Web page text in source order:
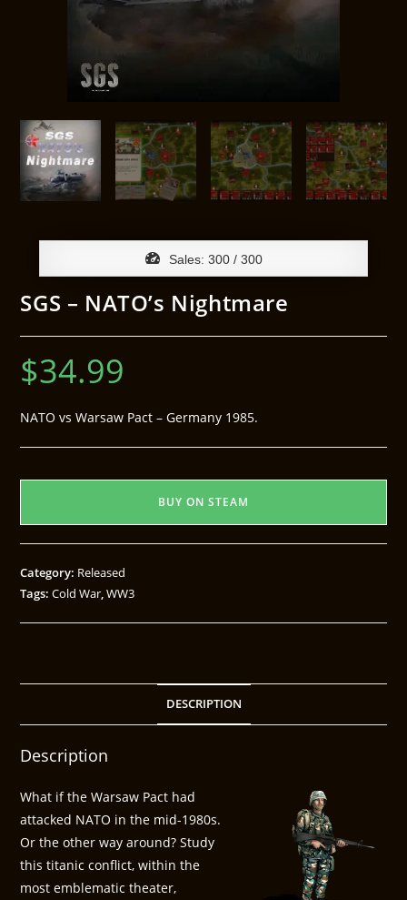
Sales: 300 / 300
SGS – NATO’s Nightmare
$34.99
NATO vs Warsaw Pact – Germany 1985.
BUY ON STEAM
Category: Released
Tags:Cold War,WW3
DESCRIPTION
Description
What if the Warsaw Pact had
attacked NATO in the mid-1980s.
Or the other way around? Study
this titanic conflict, within the
most emblematic theater,